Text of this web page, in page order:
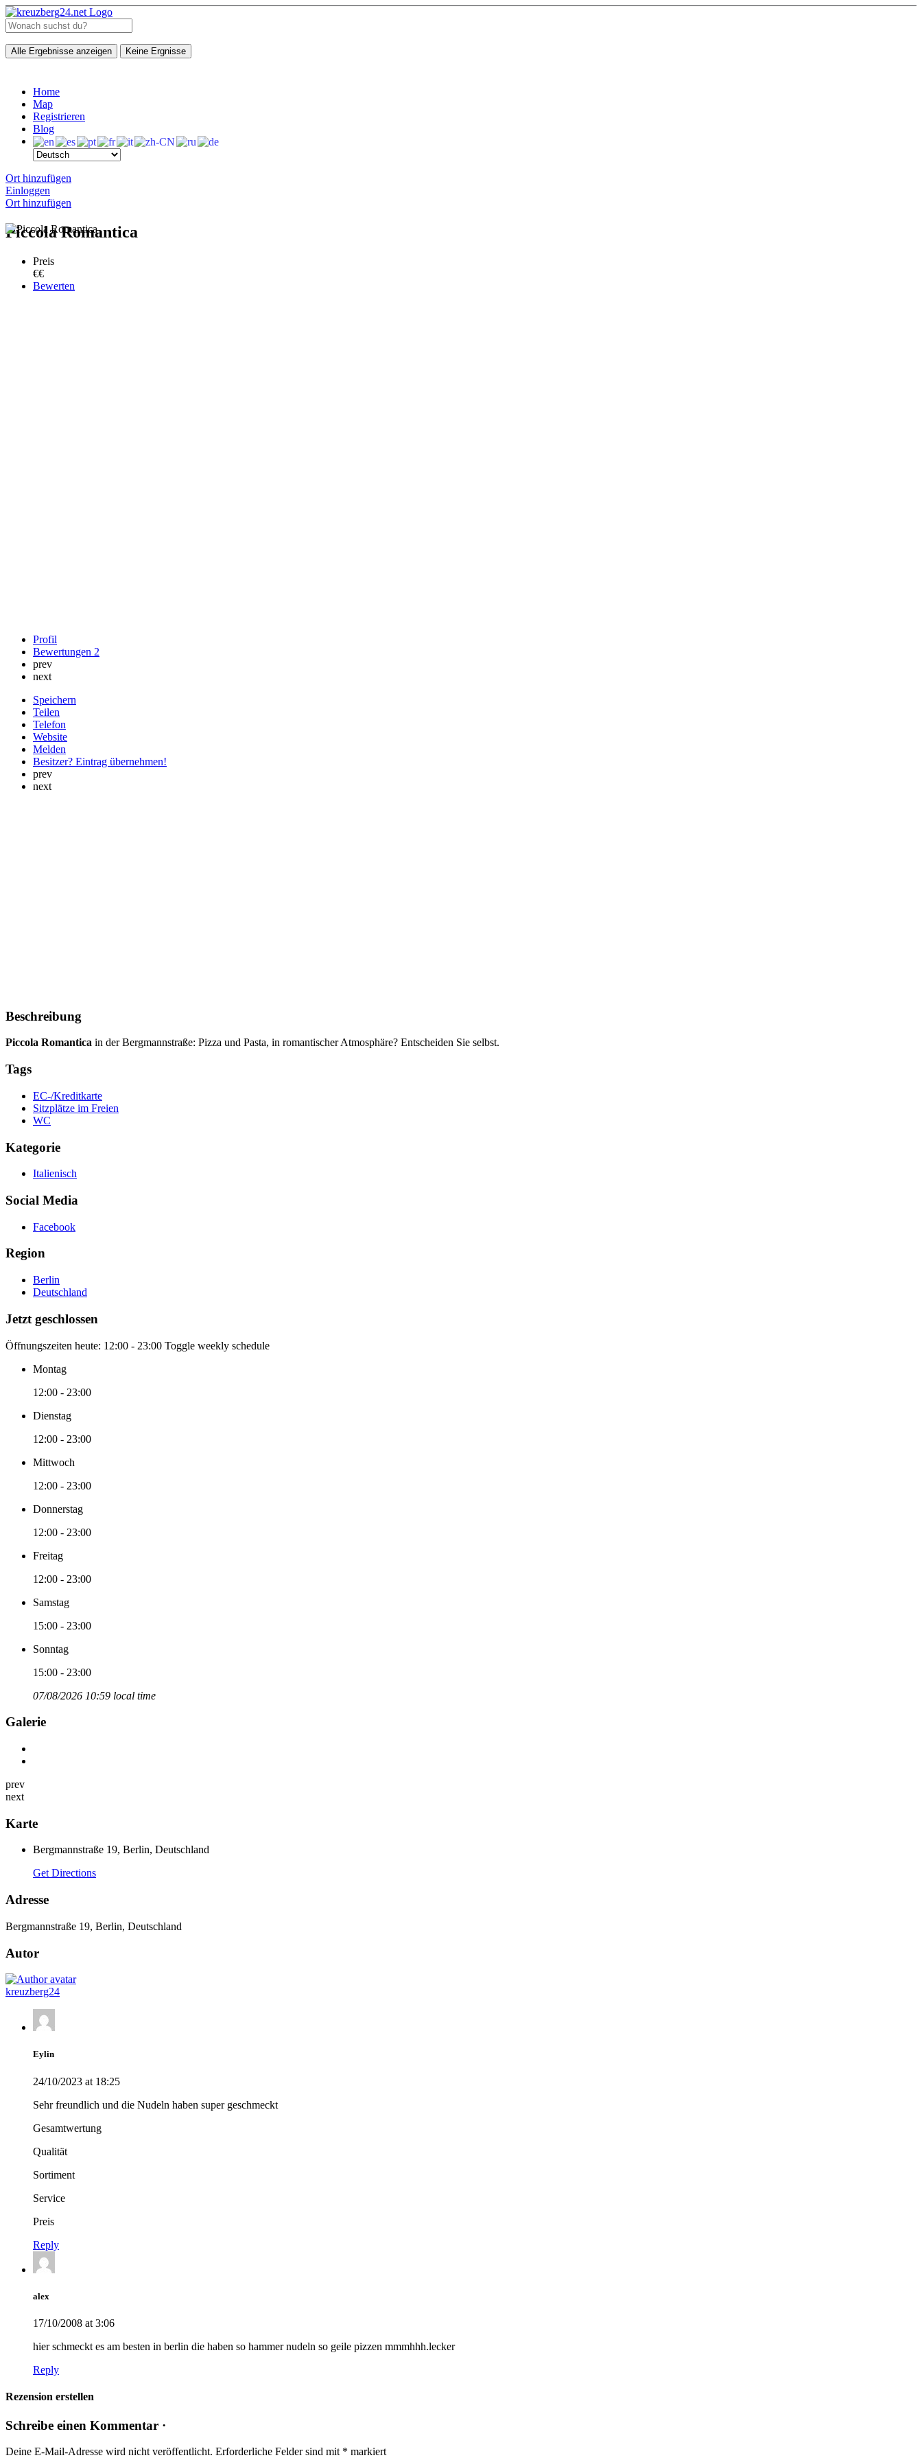
Alle Ergebnisse anzeigen Keine Ergnisse
Home
Map
Registrieren
Blog
Ort hinzufügen
Einloggen
Ort hinzufügen
Piccola Romantica
Preis
€€
Bewerten
Profil
Bewertungen 2
prev
next
Speichern
Teilen
Telefon
Website
Melden
Besitzer? Eintrag übernehmen!
prev
next
Beschreibung
Piccola Romantica in der Bergmannstraße: Pizza und Pasta, in romantischer Atmosphäre? Entscheiden Sie selbst.
Tags
EC-/Kreditkarte
Sitzplätze im Freien
WC
Kategorie
Italienisch
Social Media
Facebook
Region
Berlin
Deutschland
Jetzt geschlossen
Öffnungszeiten heute: 12:00 - 23:00 Toggle weekly schedule
Montag
12:00 - 23:00
Dienstag
12:00 - 23:00
Mittwoch
12:00 - 23:00
Donnerstag
12:00 - 23:00
Freitag
12:00 - 23:00
Samstag
15:00 - 23:00
Sonntag
15:00 - 23:00
07/08/2026 10:59 local time
Galerie
prev
next
Karte
Bergmannstraße 19, Berlin, Deutschland
Get Directions
Adresse
Bergmannstraße 19, Berlin, Deutschland
Autor
kreuzberg24
Eylin
24/10/2023 at 18:25
Sehr freundlich und die Nudeln haben super geschmeckt
Gesamtwertung
Qualität
Sortiment
Service
Preis
Reply
alex
17/10/2008 at 3:06
hier schmeckt es am besten in berlin die haben so hammer nudeln so geile pizzen mmmhhh.lecker
Reply
Rezension erstellen
Schreibe einen Kommentar ·
Deine E-Mail-Adresse wird nicht veröffentlicht. Erforderliche Felder sind mit * markiert